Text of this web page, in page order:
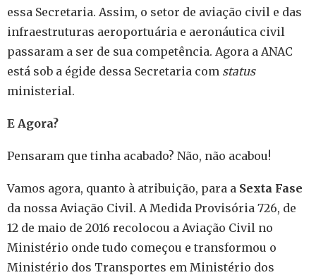
essa Secretaria. Assim, o setor de aviação civil e das
infraestruturas aeroportuária e aeronáutica civil
passaram a ser de sua competência. Agora a ANAC
está sob a égide dessa Secretaria com status
ministerial.
E Agora?
Pensaram que tinha acabado? Não, não acabou!
Vamos agora, quanto à atribuição, para a Sexta Fase
da nossa Aviação Civil. A Medida Provisória 726, de
12 de maio de 2016 recolocou a Aviação Civil no
Ministério onde tudo começou e transformou o
Ministério dos Transportes em Ministério dos